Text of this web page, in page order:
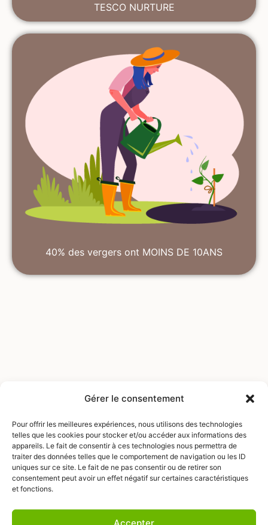
Gérer le consentement
Pour offrir les meilleures expériences, nous utilisons des technologies
telles que les cookies pour stocker et/ou accéder aux informations des
appareils. Le fait de consentir à ces technologies nous permettra de
traiter des données telles que le comportement de navigation ou les ID
uniques sur ce site. Le fait de ne pas consentir ou de retirer son
consentement peut avoir un effet négatif sur certaines caractéristiques
et fonctions.
Accepter
TESCO NURTURE
40% des vergers ont MOINS DE 10ANS